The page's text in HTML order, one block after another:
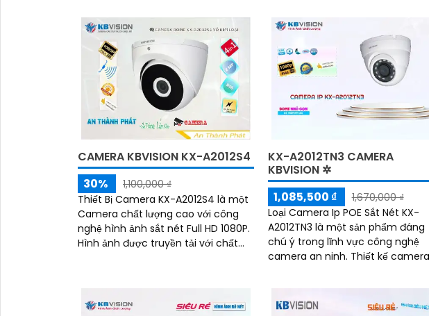
chắn, tính năng ONVIF kết nối với
đầu ghi cũng như hoạt động độc lập
bằng tên miền
CAMERA KBVISION KX-A2012S4
30%
1,100,000 ₫
Thiết Bị Camera KX-A2012S4 là một
Camera chất lượng cao với công
nghệ hình ảnh sắt nét Full HD 1080P.
Hình ảnh được truyền tải với chất
KX-A2012TN3 CAMERA
KBVISION ✲
1,085,500 ₫
1,670,000 ₫
Loại Camera Ip POE Sắt Nét KX-
A2012TN3 là một sản phẩm đáng
chú ý trong lĩnh vực công nghệ
camera an ninh. Thiết kế camera
giúp nó trở thành một phần không
thể thiếu trong hệ thống giám sát